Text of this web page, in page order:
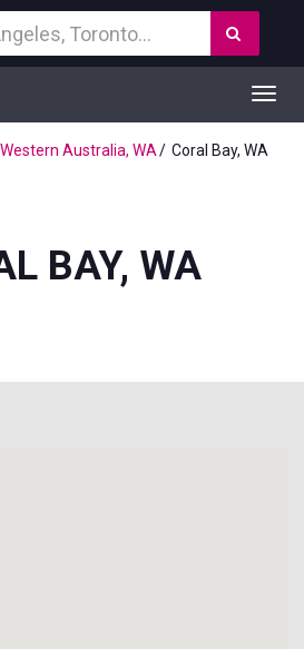
Western Australia, WA Coral Bay, WA
BAY, WA